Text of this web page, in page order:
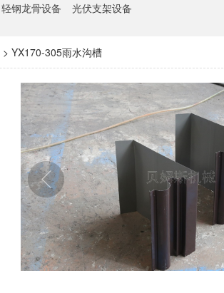
轻钢龙骨设备 光伏支架设备
> YX170-305雨水沟槽